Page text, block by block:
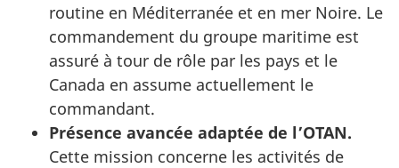
routine en Méditerranée et en mer Noire. Le
commandement du groupe maritime est
assuré à tour de rôle par les pays et le
Canada en assume actuellement le
commandant.
Présence avancée adaptée de l’OTAN.
Cette mission concerne les activités de